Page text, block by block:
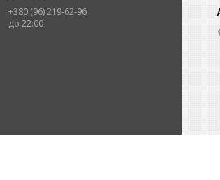
+380 (96) 219-62-96
до 22:00